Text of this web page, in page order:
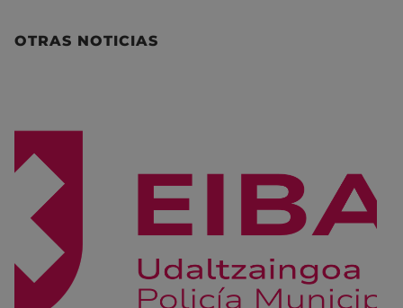
OTRAS NOTICIAS